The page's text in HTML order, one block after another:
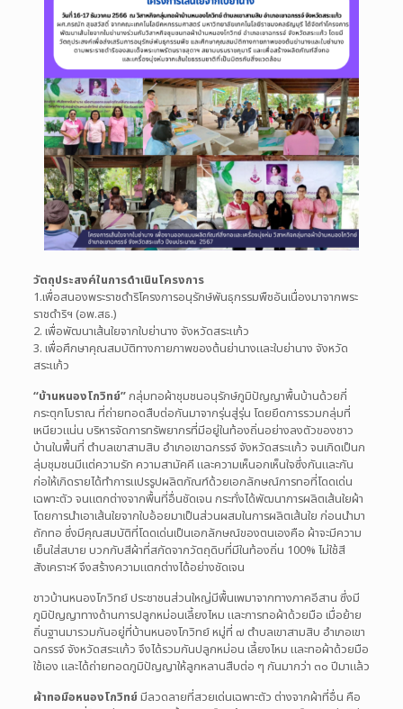
วัตถุประสงค์ในการดำเนินโครงการ
1.เพื่อสนองพระราชดำริโครงการอนุรักษ์พันธุกรรมพืชอันเนื่องมาจากพระ
ราชดำริฯ (อพ.สธ.)
2. เพื่อพัฒนาเส้นใยจากใบย่านาง จังหวัดสระแก้ว
3. เพื่อศึกษาคุณสมบัติทางกายภาพของต้นย่านางและใบย่านาง จังหวัด
สระแก้ว
“บ้านหนองโกวิทย์”กลุ่มทอผ้าชุมชนอนุรักษ์ภูมิปัญญาพื้นบ้านด้วยกี่
กระตุกโบราณ ที่ถ่ายทอดสืบต่อกันมาจากรุ่นสู่รุ่น โดยยึดการรวมกลุ่มที่
เหนียวแน่น บริหารจัดการทรัพยากรที่มีอยู่ในท้องถิ่นอย่างลงตัวของชาว
บ้านในพื้นที่ ตำบลเขาสามสิบ อำเภอเขาฉกรรจ์ จังหวัดสระแก้ว จนเกิดเป็นก
ลุ่มชุมชนมีแต่ความรัก ความสามัคคี และความเห็นอกเห็นใจซึ่งกันและกัน
ก่อให้เกิดรายได้ทำการแปรรูปผลิตภัณฑ์ด้วยเอกลักษณ์การทอที่โดดเด่น
เฉพาะตัว จนแตกต่างจากพื้นที่อื่นชัดเจน กระทั่งได้พัฒนาการผลิตเส้นใยผ้า
โดยการนำเอาเส้นใยจากใบอ้อยมาเป็นส่วนผสมในการผลิตเส้นใย ก่อนนำมา
ถักทอ ซึ่งมีคุณสมบัติที่โดดเด่นเป็นเอกลักษณ์ของตนเองคือ ผ้าจะมีความ
เย็นใส่สบาย บวกกับสีผ้าที่สกัดจากวัตถุดิบที่มีในท้องถิ่น 100% ไม่ใช้สี
สังเคราะห์ จึงสร้างความแตกต่างได้อย่างชัดเจน
ชาวบ้านหนองโกวิทย์ ประชาชนส่วนใหญ่มีพื้นเพมาจากทางภาคอีสาน ซึ่งมี
ภูมิปัญญาทางด้านการปลูกหม่อนเลี้ยงไหม และการทอผ้าด้วยมือ เมื่อย้าย
ถิ่นฐานมารวมกันอยู่ที่บ้านหนองโกวิทย์ หมู่ที่ ๗ ตำบลเขาสามสิบ อำเภอเขา
ฉกรรจ์ จังหวัดสระแก้ว จึงได้รวมกันปลูกหม่อน เลี้ยงไหม และทอผ้าด้วยมือ
ใช้เอง และได้ถ่ายทอดภูมิปัญญาให้ลูกหลานสืบต่อ ๆ กันมากว่า ๓๐ ปีมาแล้ว
ผ้าทอมือหนองโกวิทย์ มีลวดลายที่สวยเด่นเฉพาะตัว ต่างจากผ้าที่อื่น คือ